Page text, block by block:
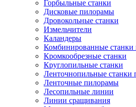
Горбыльные станки
Дисковые пилорамы
Дровокольные станки
Измельчители
Каландеры
Комбинированные станки
Кромкообрезные станки
Круглопильные станки
Ленточнопильные станки
Ленточные пилорамы
Лесопильные линии
Линии сращивания